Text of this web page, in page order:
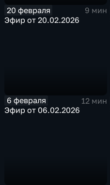
20 февраля
9 мин
Эфир от 20.02.2026
6 февраля
12 мин
Эфир от 06.02.2026